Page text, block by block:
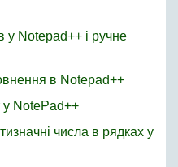
у Notepad++ і ручне
в Notepad++
NotePad++
числа в рядках у